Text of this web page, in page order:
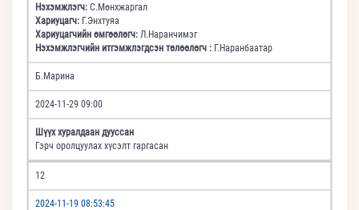
Нэхэмжлэгч: С.Мөнхжаргал
Хариуцагч: Г.Энхтуяа
Хариуцагчийн өмгөөлөгч: Л.Наранчимэг
Нэхэмжлэгчийн итгэмжлэгдсэн төлөөлөгч : Г.Наранбаатар
Б.Марина
2024-11-29 09:00
Шүүх хуралдаан дууссан
Гэрч оролцуулах хүсэлт гаргасан
12
2024-11-19 08:53:45